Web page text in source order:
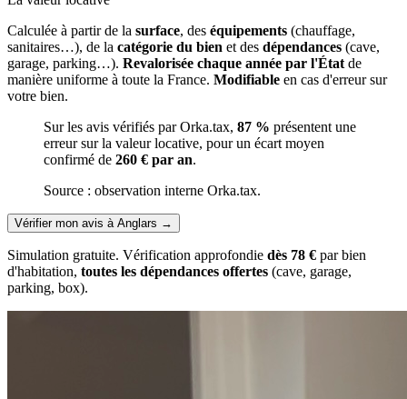
Calculée à partir de la surface, des équipements (chauffage,
sanitaires…), de la catégorie du bien et des dépendances (cave,
garage, parking…). Revalorisée chaque année par l'État de
manière uniforme à toute la France. Modifiable en cas d'erreur sur
votre bien.
Sur les avis vérifiés par Orka.tax, 87 % présentent une
erreur sur la valeur locative, pour un écart moyen
confirmé de 260 € par an.
Source : observation interne Orka.tax.
Vérifier mon avis à Anglars →
Simulation gratuite. Vérification approfondie dès 78 € par bien
d'habitation, toutes les dépendances offertes (cave, garage,
parking, box).